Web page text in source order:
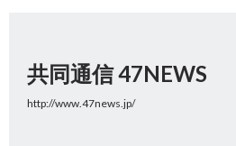
共同通信 47NEWS
http://www.47news.jp/